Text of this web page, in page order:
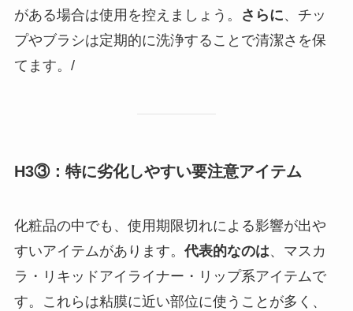
がある場合は使用を控えましょう。
さらに、チッ
プやブラシは定期的に洗浄することで清潔さを保
てます。/
H3③：特に劣化しやすい要注意アイテム
化粧品の中でも、使用期限切れによる影響が出や
すいアイテムがあります。 代表的なのは、マスカ
ラ・リキッドアイライナー・リップ系アイテムで
す。これらは粘膜に近い部位に使うことが多く、